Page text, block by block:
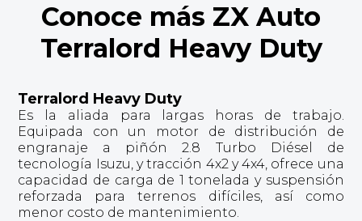
Conoce más ZX Auto
Terralord Heavy Duty
Terralord Heavy Duty
Es la aliada para largas horas de trabajo.
Equipada con un motor de distribución de
engranaje a piñón 2.8 Turbo Diésel de
tecnología Isuzu, y tracción 4x2 y 4x4, ofrece una
capacidad de carga de 1 tonelada y suspensión
reforzada para terrenos difíciles, así como
menor costo de mantenimiento.